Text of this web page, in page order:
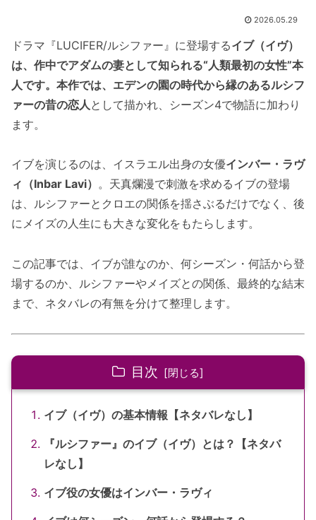
2026.05.29
ドラマ『LUCIFER/ルシファー』に登場するイブ（イヴ）
は、作中でアダムの妻として知られる“人類最初の女性”本
人です。本作では、エデンの園の時代から縁のあるルシフ
ァーの昔の恋人 として描かれ、シーズン4で物語に加わり
ます。
イブを演じるのは、イスラエル出身の女優インバー・ラヴ
ィ（Inbar Lavi） 。天真爛漫で刺激を求めるイブの登場
は、ルシファーとクロエの関係を揺さぶるだけでなく、後
にメイズの人生にも大きな変化をもたらします。
この記事では、イブが誰なのか、何シーズン・何話から登
場するのか、ルシファーやメイズとの関係、最終的な結末
まで、ネタバレの有無を分けて整理します。
目次
イブ（イヴ）の基本情報【ネタバレなし】
『ルシファー』のイブ（イヴ）とは？【ネタバ
レなし】
イブ役の女優はインバー・ラヴィ